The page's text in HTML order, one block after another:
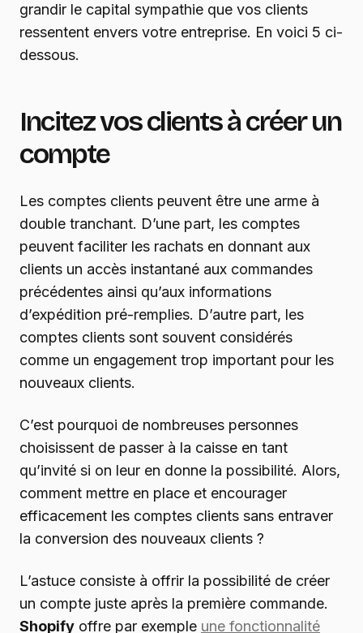
grandir le capital sympathie que vos clients
ressentent envers votre entreprise. En voici 5 ci-
dessous.
Incitez vos clients à créer un
compte
Les comptes clients peuvent être une arme à
double tranchant. D’une part, les comptes
peuvent faciliter les rachats en donnant aux
clients un accès instantané aux commandes
précédentes ainsi qu’aux informations
d’expédition pré-remplies. D’autre part, les
comptes clients sont souvent considérés
comme un engagement trop important pour les
nouveaux clients.
C’est pourquoi de nombreuses personnes
choisissent de passer à la caisse en tant
qu’invité si on leur en donne la possibilité. Alors,
comment mettre en place et encourager
efficacement les comptes clients sans entraver
la conversion des nouveaux clients ?
L’astuce consiste à offrir la possibilité de créer
un compte juste après la première commande.
Shopify offre par exemple une fonctionnalité